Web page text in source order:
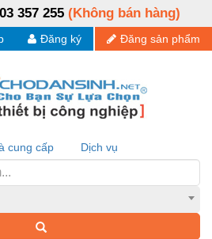
357 255 (Không bán hàng)
Đăng sản phẩm
Đăng ký
cung cấp Dịch vụ